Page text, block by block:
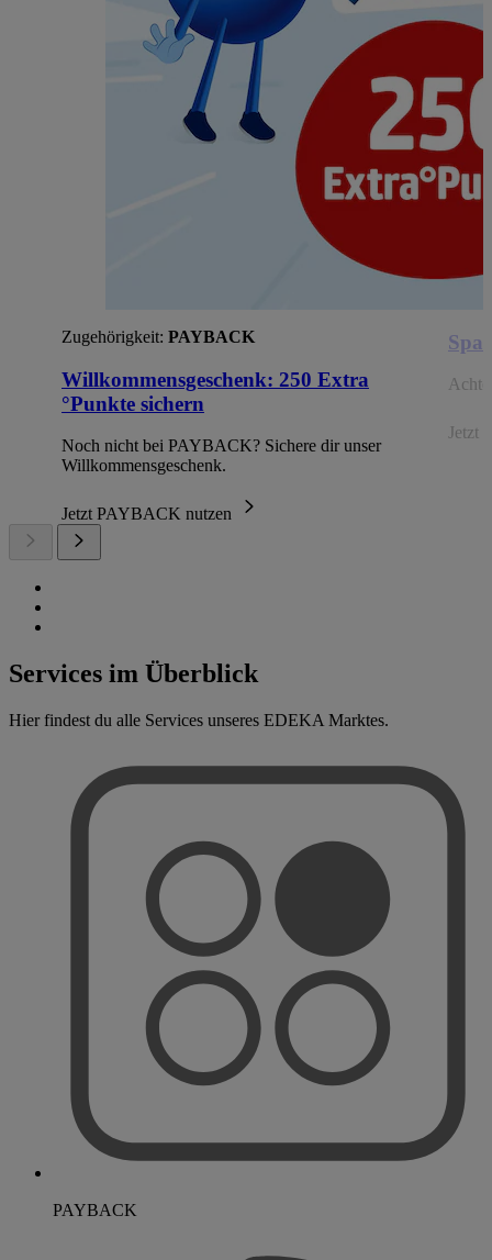
Zugehörigkeit: PAYBACK
Willkommensgeschenk: 250 Extra
°Punkte sichern
Noch nicht bei PAYBACK? Sichere dir unser
Willkommensgeschenk.
Jetzt PAYBACK nutzen
Jetzt
Services im Überblick
Hier findest du alle Services unseres EDEKA Marktes.
PAYBACK